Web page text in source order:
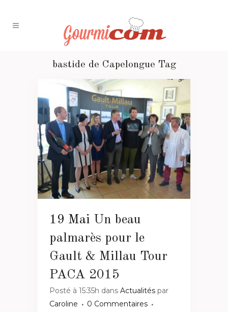
bastide de Capelongue Tag
19 Mai Un beau
palmarès pour le
Gault & Millau Tour
PACA 2015
Posté à 15:35h dans Actualités par
Caroline
0 Commentaires